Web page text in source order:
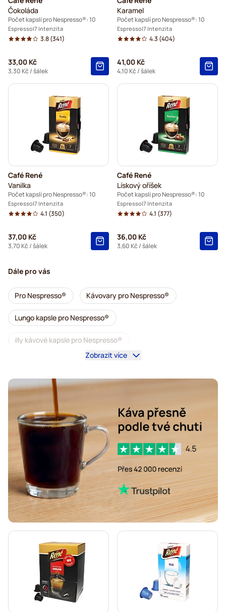
Čokoláda
Počet kapslí pro Nespresso®: 10
Espresso 7 Intenzita
3.8(341)
33,00 Kč
3,30 Kč / šálek
Karamel
Počet kapslí pro Nespresso®: 10
Espresso 7 Intenzita
4.3 (404)
41,00 Kč
4,10 Kč / šálek
Café René
Vanilka
Počet kapslí pro Nespresso®: 10
Espresso 7 Intenzita
4.1 (350)
37,00 Kč
3,70 Kč / šálek
Café René
Lískový oříšek
Počet kapslí pro Nespresso®: 10
Espresso 7 Intenzita
4.1 (377)
36,00 Kč
3,60 Kč / šálek
Dále pro vás
Pro Nespresso® Kávovary pro Nespresso®
Lungo kapsle pro Nespresso®
illy kávové kapsle pro Nespresso®
Příslušenství pro Nespresso®
Doplňky k přípravě kávy pro Nespresso®
Odvápnění a údržba pro Nespresso®
L'OR kávové kapsle pro Nespresso®
Segafredo kávové kapsle pro Nespresso®
Caffè Borbone pro Nespresso®
Kapsle pro Nespresso®
Gevalia kávové kapsle pro Nespresso®
Belmio kávové kapsle pro Nespresso®
Friele kávové kapsle pro Nespresso®
Zobrazit více